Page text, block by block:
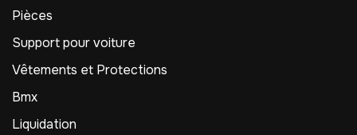
Pièces
Support pour voiture
Vêtements et Protections
Bmx
Liquidation